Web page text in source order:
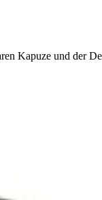
Kapuze und der